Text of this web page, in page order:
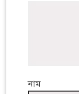
নাম